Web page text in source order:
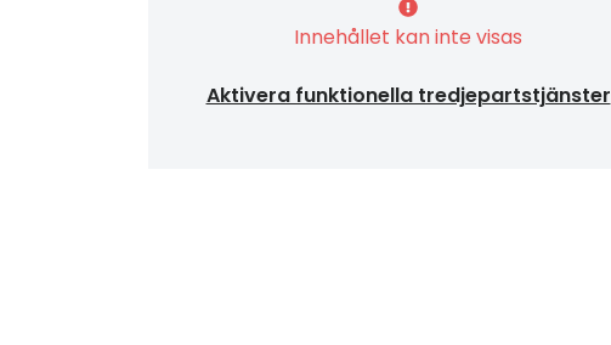
Innehållet kan inte visas
Aktivera funktionella tredjepartstjänster